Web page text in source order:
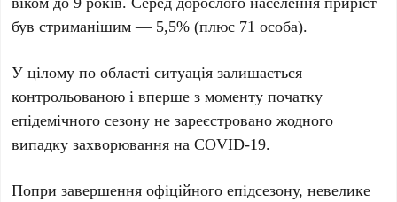
був стриманішим — 5,5% (плюс 71 особа).
У цілому по області ситуація залишається
контрольованою і вперше з моменту початку
епідемічного сезону не зареєстровано жодного
випадку захворювання на COVID-19.
Попри завершення офіційного епідсезону, невелике